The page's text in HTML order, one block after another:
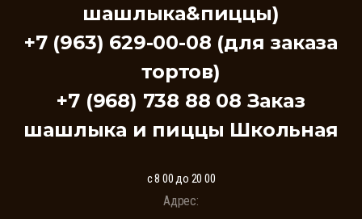
шашлыка&пиццы)
+7 (963) 629-00-08 (для заказа
тортов)
+7 (968) 738 88 08 Заказ
шашлыка и пиццы Школьная
с 8 00 до 20 00
Адрес: